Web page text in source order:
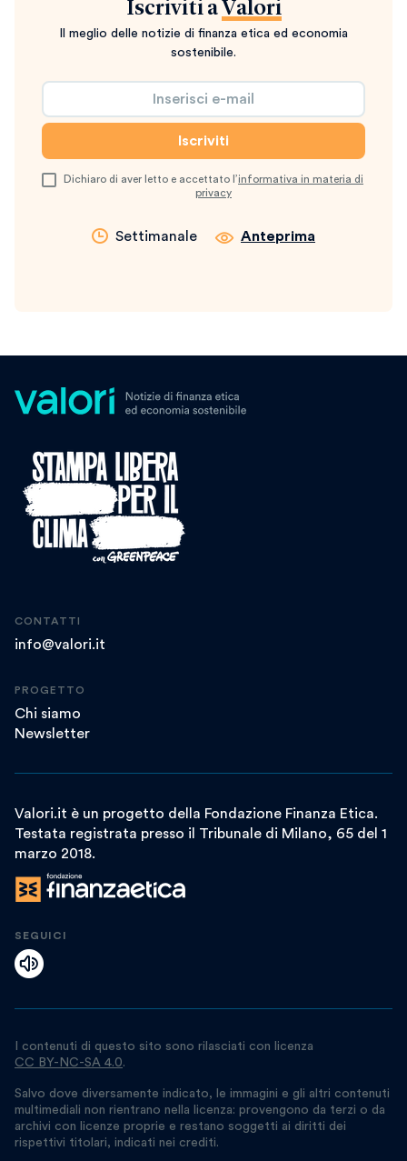
Iscriviti a Valori
Il meglio delle notizie di finanza etica ed economia
sostenibile.
Dichiaro di aver letto e accettato l’informativa in materia di
privacy
Settimanale Anteprima
CONTATTI
info@valori.it
PROGETTO
Chi siamo
Newsletter
Valori.it è un progetto della Fondazione Finanza Etica.
Testata registrata presso il Tribunale di Milano, 65 del 1
marzo 2018.
SEGUICI
I contenuti di questo sito sono rilasciati con licenza
CC BY-NC-SA 4.0.
Salvo dove diversamente indicato, le immagini e gli altri contenuti
multimediali non rientrano nella licenza: provengono da terzi o da
archivi con licenze proprie e restano soggetti ai diritti dei
rispettivi titolari, indicati nei crediti.